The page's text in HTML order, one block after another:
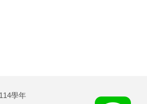
114學年